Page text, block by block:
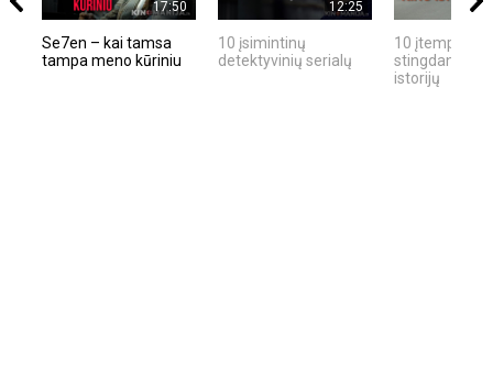
17:50
Se7en – kai tamsa
tampa meno kūriniu
12:25
10 įsimintinų
detektyvinių serialų
10 įtemptų,
stingdančių
istorijų